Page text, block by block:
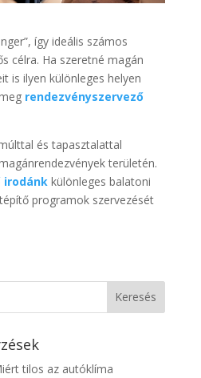
így ideális számos
célra. Ha szeretné magán
is ilyen különleges helyen
rendezvényszervező
és tapasztalattal
területén.
irodánkkülönleges balatoni
programok szervezését
tilos az autóklíma